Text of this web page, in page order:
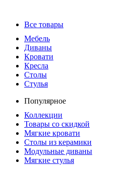
Все товары
Мебель
Диваны
Кровати
Кресла
Столы
Стулья
Популярное
Коллекции
Товары со скидкой
Мягкие кровати
Столы из керамики
Модульные диваны
Мягкие стулья